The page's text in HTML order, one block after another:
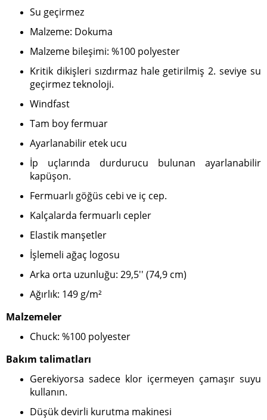
Su geçirmez
Malzeme: Dokuma
Malzeme bileşimi: %100 polyester
Kritik dikişleri sızdırmaz hale getirilmiş 2. seviye su
geçirmez teknoloji.
Windfast
Tam boy fermuar
Ayarlanabilir etek ucu
İp uçlarında durdurucu bulunan ayarlanabilir
kapüşon.
Fermuarlı göğüs cebi ve iç cep.
Kalçalarda fermuarlı cepler
Elastik manşetler
İşlemeli ağaç logosu
Arka orta uzunluğu: 29,5'' (74,9 cm)
Ağırlık: 149 g/m²
Malzemeler
Chuck: %100 polyester
Bakım talimatları
Gerekiyorsa sadece klor içermeyen çamaşır suyu
kullanın.
Düşük devirli kurutma makinesi